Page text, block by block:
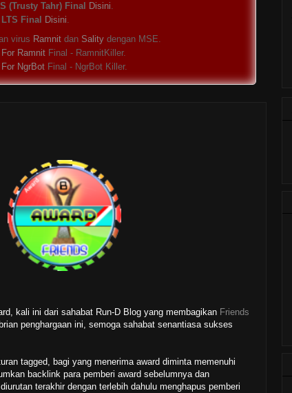
(Trusty Tahr) Final Disini.
Final
Disini.
virus Ramnit dan Sality dengan MSE.
Ramnit Final - RamnitKiller.
NgrBot Final - NgrBot Killer.
kali ini dari sahabat Run-D Blog yang membagikan Friends
penghargaan ini, semoga sahabat senantiasa sukses
tagged, bagi yang menerima award diminta memenuhi
backlink para pemberi award sebelumnya dan
terakhir dengan terlebih dahulu menghapus pemberi